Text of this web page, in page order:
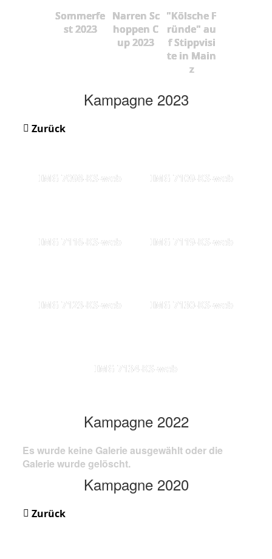
Sommerfe
st 2023
Narren Sc
hoppen C
up 2023
"Kölsche F
ründe" au
f Stippvisi
te in Main
z
Kampagne 2023
Zurück
IMG 7098-KS-web IMG 7109-KS-web
IMG 7116-KS-web IMG 7119-KS-web
IMG 7123-KS-web IMG 7130-KS-web
IMG 7134-KS-web
Kampagne 2022
Es wurde keine Galerie ausgewählt oder die
Galerie wurde gelöscht.
Kampagne 2020
Zurück